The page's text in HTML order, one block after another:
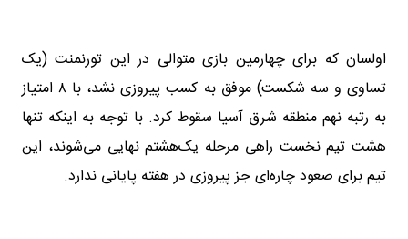
اولسان که برای چهارمین بازی متوالی در این تورنمنت (یک
تساوی و سه شکست) موفق به کسب پیروزی نشد، با ۸ امتیاز
به رتبه نهم منطقه شرق آسیا سقوط کرد. با توجه به اینکه تنها
هشت تیم نخست راهی مرحله یک‌هشتم نهایی می‌شوند، این
تیم برای صعود چاره‌ای جز پیروزی در هفته پایانی ندارد.